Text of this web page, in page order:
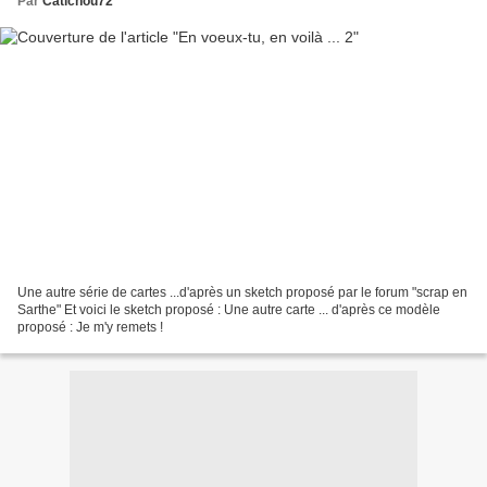
Une autre série de cartes ...d'après un sketch proposé par le forum "scrap en
Sarthe" Et voici le sketch proposé : Une autre carte ... d'après ce modèle
proposé : Je m'y remets !